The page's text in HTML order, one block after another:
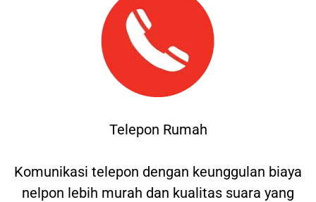
Telepon Rumah
Komunikasi telepon dengan keunggulan biaya
nelpon lebih murah dan kualitas suara yang